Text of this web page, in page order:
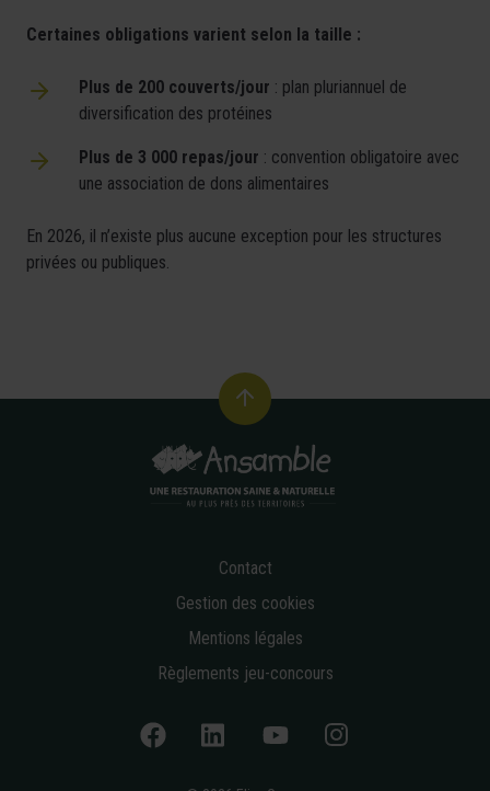
Certaines obligations varient selon la taille :
Plus de 200 couverts/jour : plan pluriannuel de
diversification des protéines
Plus de 3 000 repas/jour : convention obligatoire avec
une association de dons alimentaires
En 2026, il n’existe plus aucune exception pour les structures
privées ou publiques.
Contact
Gestion des cookies
Mentions légales
Règlements jeu-concours